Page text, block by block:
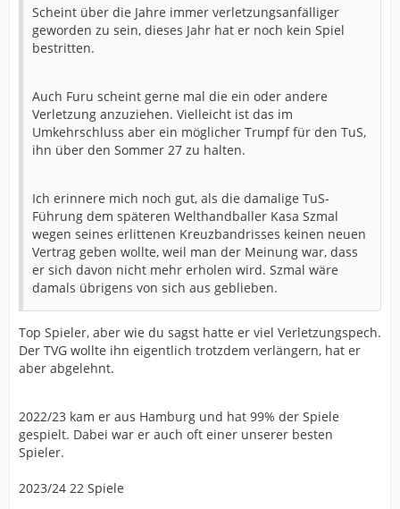
Scheint über die Jahre immer verletzungsanfälliger
geworden zu sein, dieses Jahr hat er noch kein Spiel
bestritten.
Auch Furu scheint gerne mal die ein oder andere
Verletzung anzuziehen. Vielleicht ist das im
Umkehrschluss aber ein möglicher Trumpf für den TuS,
ihn über den Sommer 27 zu halten.
Ich erinnere mich noch gut, als die damalige TuS-
Führung dem späteren Welthandballer Kasa Szmal
wegen seines erlittenen Kreuzbandrisses keinen neuen
Vertrag geben wollte, weil man der Meinung war, dass
er sich davon nicht mehr erholen wird. Szmal wäre
damals übrigens von sich aus geblieben.
Top Spieler, aber wie du sagst hatte er viel Verletzungspech.
Der TVG wollte ihn eigentlich trotzdem verlängern, hat er
aber abgelehnt.
2022/23 kam er aus Hamburg und hat 99% der Spiele
gespielt. Dabei war er auch oft einer unserer besten
Spieler.
2023/24 22 Spiele